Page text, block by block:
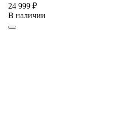
24 999 ₽
В наличии